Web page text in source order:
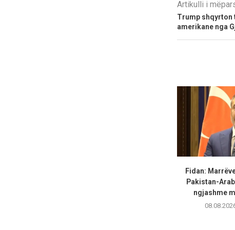
Artikulli i
Trump shqyrton
amerikane nga
Fidan:
Pakistan-
ngjashme